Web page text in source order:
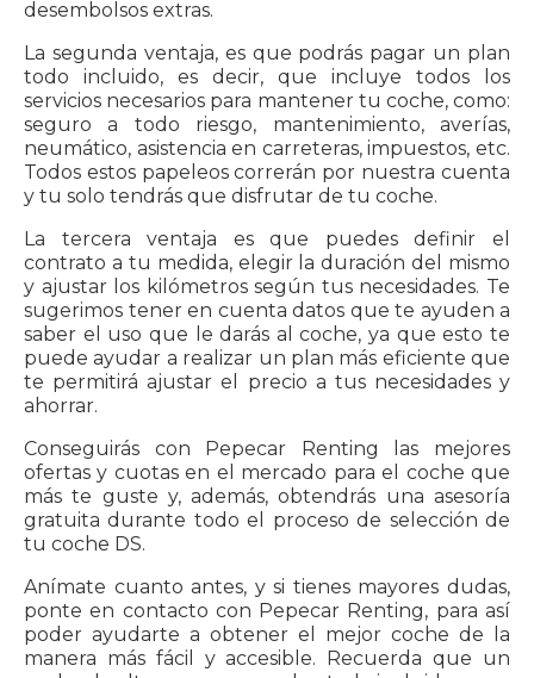
desembolsos extras.
La segunda ventaja, es que podrás pagar un plan
todo incluido, es decir, que incluye todos los
servicios necesarios para mantener tu coche, como:
seguro a todo riesgo, mantenimiento, averías,
neumático, asistencia en carreteras, impuestos, etc.
Todos estos papeleos correrán por nuestra cuenta
y tu solo tendrás que disfrutar de tu coche.
La tercera ventaja es que puedes definir el
contrato a tu medida, elegir la duración del mismo
y ajustar los kilómetros según tus necesidades. Te
sugerimos tener en cuenta datos que te ayuden a
saber el uso que le darás al coche, ya que esto te
puede ayudar a realizar un plan más eficiente que
te permitirá ajustar el precio a tus necesidades y
ahorrar.
Conseguirás con Pepecar Renting las mejores
ofertas y cuotas en el mercado para el coche que
más te guste y, además, obtendrás una asesoría
gratuita durante todo el proceso de selección de
tu coche DS.
Anímate cuanto antes, y si tienes mayores dudas,
ponte en contacto con Pepecar Renting, para así
poder ayudarte a obtener el mejor coche de la
manera más fácil y accesible. Recuerda que un